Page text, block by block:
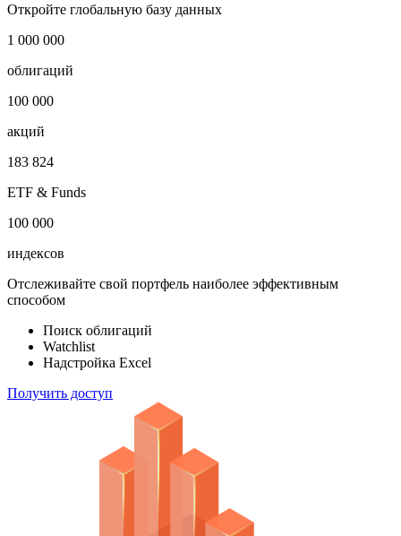
Откройте глобальную базу данных
1 000 000
облигаций
100 000
акций
183 824
ETF & Funds
100 000
индексов
Отслеживайте свой портфель наиболее эффективным
способом
Поиск облигаций
Watchlist
Надстройка Excel
Получить доступ